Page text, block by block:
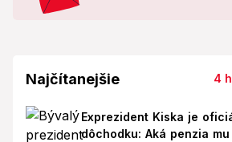
Najčítanejšie 4
Exprezident Kiska je
dôchodku: Aká penzia